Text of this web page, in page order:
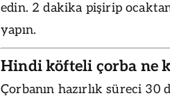
edin. 2 dakika pişirip
yapın.
Hindi köfteli çorba ne
Çorbanın hazırlık süreci